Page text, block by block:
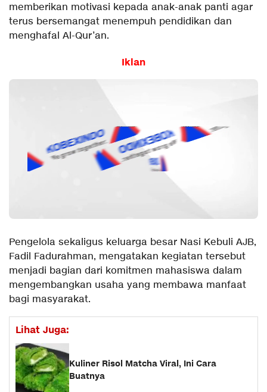
memberikan motivasi kepada anak-anak panti agar
terus bersemangat menempuh pendidikan dan
menghafal Al-Qur’an.
Iklan
Pengelola sekaligus keluarga besar Nasi Kebuli AJB,
Fadil Fadurahman, mengatakan kegiatan tersebut
menjadi bagian dari komitmen mahasiswa dalam
mengembangkan usaha yang membawa manfaat
bagi masyarakat.
Lihat Juga:
Kuliner Risol Matcha Viral, Ini Cara
Buatnya